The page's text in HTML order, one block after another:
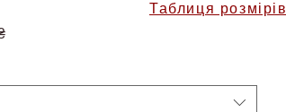
Ціна
Таблиця розмірів